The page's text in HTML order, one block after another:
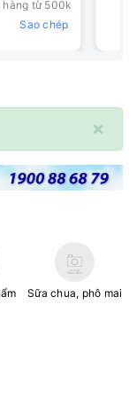
hàng từ 500k
Sao chép
×
Sữa chua, phô mai